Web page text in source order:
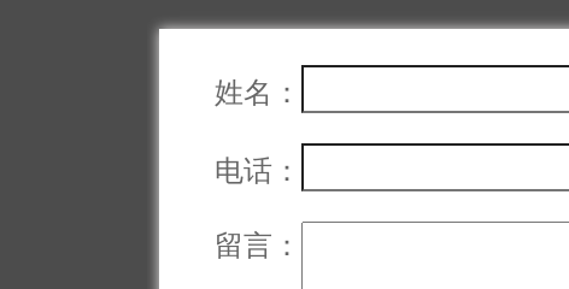
姓名：
电话：
留言：